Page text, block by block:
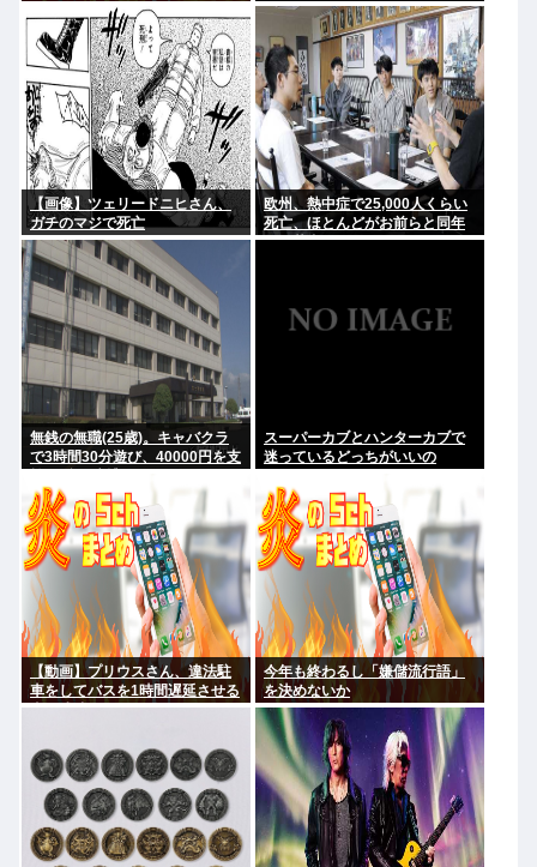
【画像】ツェリードニヒさん、
ガチのマジで死亡
欧州、熱中症で25,000人くらい
死亡、ほとんどがお前らと同年
代、若者は元気
無銭の無職(25歳)。キャバクラ
で3時間30分遊び、40000円を支
スーパーカブとハンターカブで
迷っているどっちがいいの
【動画】プリウスさん、違法駐
車をしてバスを1時間遅延させる
事に成功してしまうwww
今年も終わるし「嫌儲流行語」
を決めないか